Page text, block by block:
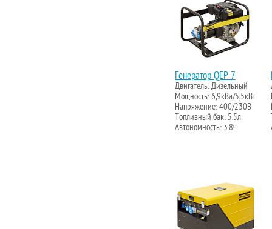
Генератор QEP 7
Двигатель: Дизельный
Мощность: 6,9кВа/5,5кВт
Напряжение: 400/230В
Топливный бак: 5.5л
Автономность: 3.8ч